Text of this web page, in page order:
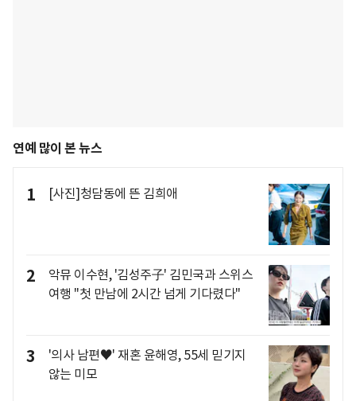
연예 많이 본 뉴스
1 [사진]청담동에 뜬 김희애
2
악뮤 이수현, '김성주子' 김민국과 스위스
여행 "첫 만남에 2시간 넘게 기다렸다"
3
'의사 남편♥' 재혼 윤해영, 55세 믿기지
않는 미모